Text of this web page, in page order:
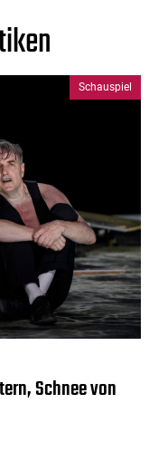
Schauspiel
Schnee von